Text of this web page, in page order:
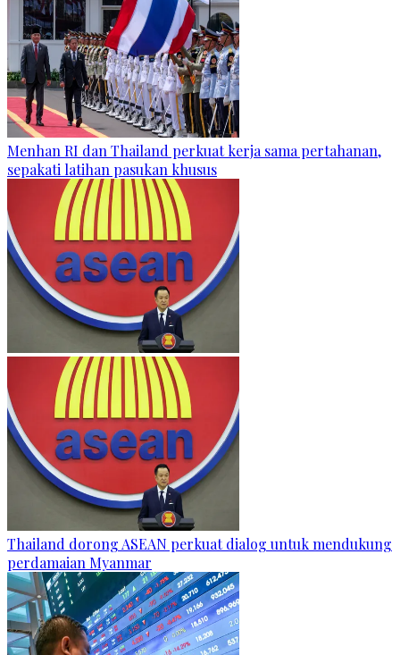
Menhan RI dan Thailand perkuat kerja sama pertahanan,
sepakati latihan pasukan khusus
Thailand dorong ASEAN perkuat dialog untuk mendukung
perdamaian Myanmar